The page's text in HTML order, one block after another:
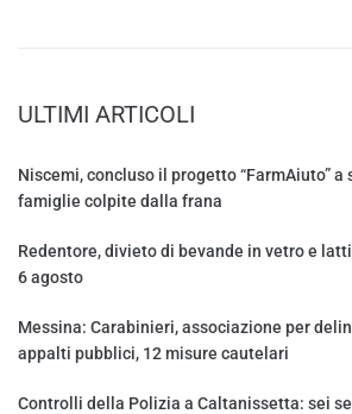
ULTIMI ARTICOLI
Niscemi, concluso il progetto “FarmAiuto” a
famiglie colpite dalla frana
Redentore, divieto di bevande in vetro e
6 agosto
Messina: Carabinieri, associazione per
appalti pubblici, 12 misure cautelari
Controlli della Polizia a Caltanissetta: sei